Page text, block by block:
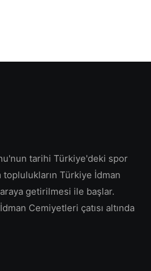
tarihi Türkiye'deki spor
Türkiye İdman
getirilmesi ile başlar.
Cemiyetleri çatısı altında